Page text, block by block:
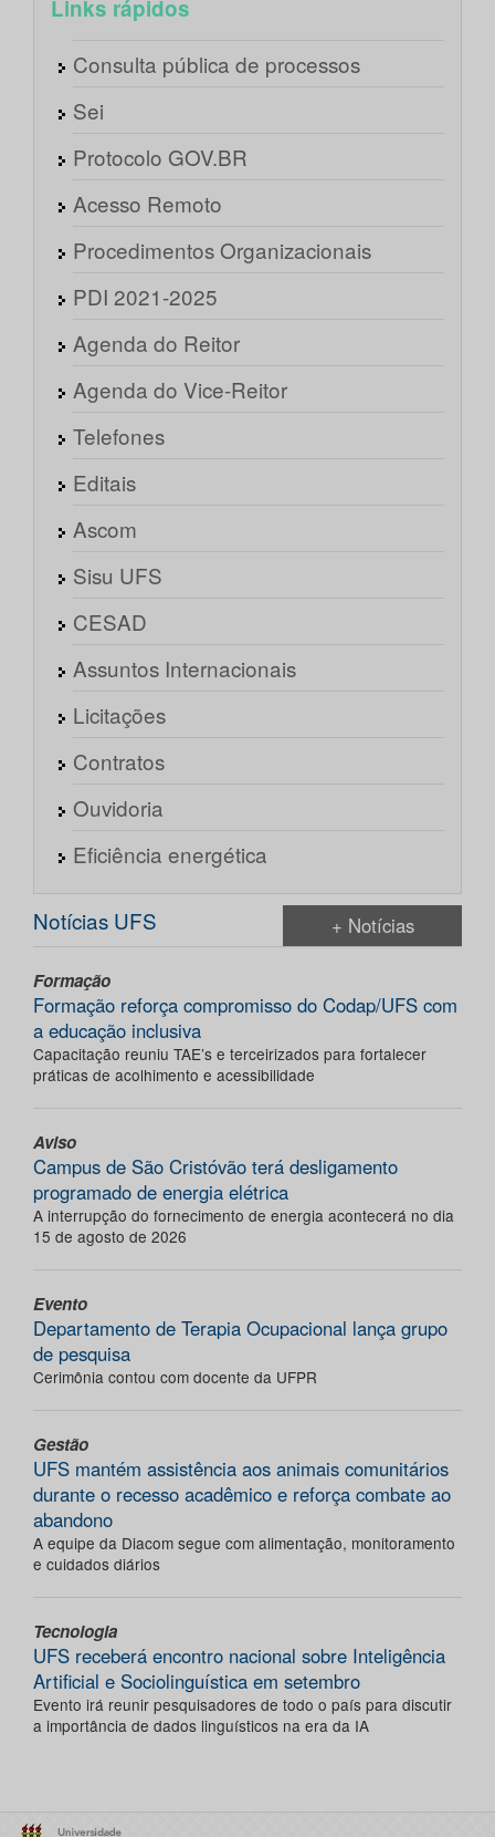
Links rápidos
Consulta pública de processos
Sei
Protocolo GOV.BR
Acesso Remoto
Procedimentos Organizacionais
PDI 2021-2025
Agenda do Reitor
Agenda do Vice-Reitor
Telefones
Editais
Ascom
Sisu UFS
CESAD
Assuntos Internacionais
Licitações
Contratos
Ouvidoria
Eficiência energética
Notícias UFS + Notícias
Formação
Formação reforça compromisso do Codap/UFS com
a educação inclusiva
Capacitação reuniu TAE’s e terceirizados para fortalecer
práticas de acolhimento e acessibilidade
Aviso
Campus de São Cristóvão terá desligamento
programado de energia elétrica
A interrupção do fornecimento de energia acontecerá no dia
15 de agosto de 2026
Evento
Departamento de Terapia Ocupacional lança grupo
de pesquisa
Cerimônia contou com docente da UFPR
Gestão
UFS mantém assistência aos animais comunitários
durante o recesso acadêmico e reforça combate ao
abandono
A equipe da Diacom segue com alimentação, monitoramento
e cuidados diários
Tecnologia
UFS receberá encontro nacional sobre Inteligência
Artificial e Sociolinguística em setembro
Evento irá reunir pesquisadores de todo o país para discutir
a importância de dados linguísticos na era da IA